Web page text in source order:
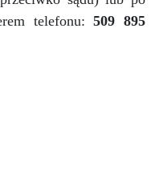
telefonu:509 895